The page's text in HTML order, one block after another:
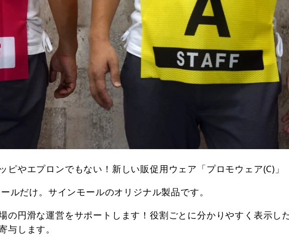
ピやエプロンでもない！新しい販促用ウェア「プロモウェア(C)」
ルだけ。サインモールのオリジナル製品です。
の円滑な運営をサポートします！役割ごとに分かりやすく表示し
与します。